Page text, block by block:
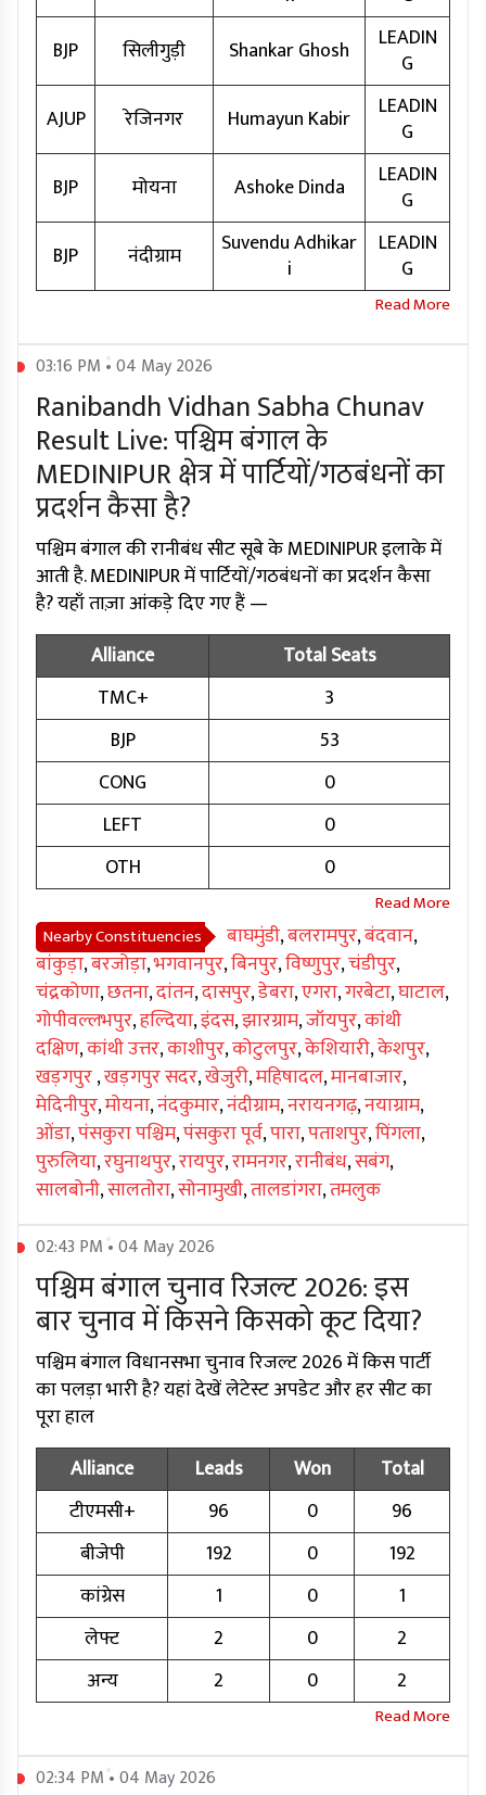
BJP
सिलीगुड़ी Shankar Ghosh
LEADIN
G
AJUP
रेजिनगर Humayun Kabir
LEADIN
G
BJP
मोयना Ashoke Dinda
LEADIN
G
BJP
नंदीग्राम
Suvendu Adhikar
i
LEADIN
G
03:16 PM • 04 May 2026
Ranibandh Vidhan Sabha Chunav
Result Live: पश्चिम बंगाल के
MEDINIPUR क्षेत्र में पार्टियों/गठबंधनों का
प्रदर्शन कैसा है?
पश्चिम बंगाल की रानीबंध सीट सूबे के MEDINIPUR इलाके में
आती है. MEDINIPUR में पार्टियों/गठबंधनों का प्रदर्शन कैसा
है? यहाँ ताज़ा आंकड़े दिए गए हैं —
Alliance
Total Seats
TMC+
3
BJP
53
CONG
0
LEFT
0
OTH
0
Nearby Constituencies बाघमुंडी,बलरामपुर,बंदवान,
बांकुड़ा,बरजोड़ा,भगवानपुर,बिनपुर,विष्णुपुर,चंडीपुर,
चंद्रकोणा,छतना,दांतन,दासपुर,डेबरा,एगरा,गरबेटा,घाटाल,
गोपीवल्लभपुर,हल्दिया,इंदस,झारग्राम,जॉयपुर,कांथी
दक्षिण,कांथी उत्तर,काशीपुर,कोटुलपुर,केशियारी,केशपुर,
खड़गपुर,खड़गपुर सदर,खेजुरी,महिषादल,मानबाजार,
मेदिनीपुर,मोयना,नंदकुमार,नंदीग्राम,नरायनगढ़,नयाग्राम,
ओंडा,पंसकुरा पश्चिम,पंसकुरा पूर्व,पारा,पताशपुर,पिंगला,
पुरुलिया,रघुनाथपुर,रायपुर,रामनगर,रानीबंध,सबंग,
सालबोनी,सालतोरा,सोनामुखी,तालडांगरा,तमलुक
02:43 PM • 04 May 2026
पश्चिम बंगाल चुनाव रिजल्ट 2026: इस
बार चुनाव में किसने किसको कूट दिया?
पश्चिम बंगाल विधानसभा चुनाव रिजल्ट 2026 में किस पार्टी
का पलड़ा भारी है? यहां देखें लेटेस्ट अपडेट और हर सीट का
पूरा हाल
Alliance
Leads Won
Total
टीएमसी+
96 0
96
बीजेपी
192 0
192
कांग्रेस
1 0
1
लेफ्ट
2 0
2
अन्य
2 0 2
02:34 PM • 04 May 2026